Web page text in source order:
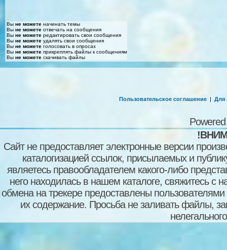
Вы не можете начинать темы
Вы не можете отвечать на сообщения
Вы не можете редактировать свои сообщения
Вы не можете удалять свои сообщения
Вы не можете голосовать в опросах
Вы не можете прикреплять файлы к сообщениям
Вы не можете скачивать файлы
Пользовательское соглашение | Для
Сайт не предоставляет электронные версии
каталогизацией ссылок, присылаемых и
являетесь правообладателем какого-либо
него находилась в нашем каталоге, свяжитесь
обмена на трекере предоставлены пользователями
их содержание. Просьба не заливать файлы,